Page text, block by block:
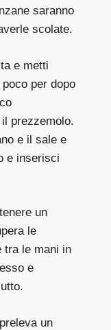
saranno
scolate.
e metti
per dopo
prezzemolo.
e il sale e
e inserisci
un
le
tra le mani in
e
un